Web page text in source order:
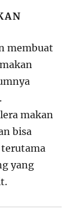
membuat
makan
bisa
yang